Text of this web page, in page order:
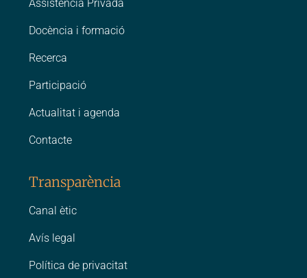
Assistència Privada
Docència i formació
Recerca
Participació
Actualitat i agenda
Contacte
Transparència
Canal ètic
Avís legal
Política de privacitat